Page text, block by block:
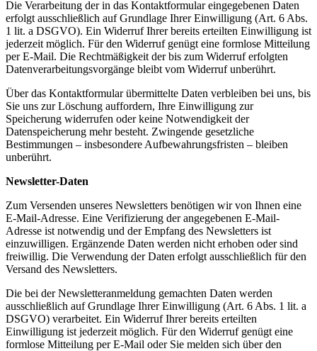
Die Verarbeitung der in das Kontaktformular eingegebenen Daten
erfolgt ausschließlich auf Grundlage Ihrer Einwilligung (Art. 6 Abs.
1 lit. a DSGVO). Ein Widerruf Ihrer bereits erteilten Einwilligung ist
jederzeit möglich. Für den Widerruf genügt eine formlose Mitteilung
per E-Mail. Die Rechtmäßigkeit der bis zum Widerruf erfolgten
Datenverarbeitungsvorgänge bleibt vom Widerruf unberührt.
Über das Kontaktformular übermittelte Daten verbleiben bei uns, bis
Sie uns zur Löschung auffordern, Ihre Einwilligung zur
Speicherung widerrufen oder keine Notwendigkeit der
Datenspeicherung mehr besteht. Zwingende gesetzliche
Bestimmungen – insbesondere Aufbewahrungsfristen – bleiben
unberührt.
Newsletter-Daten
Zum Versenden unseres Newsletters benötigen wir von Ihnen eine
E-Mail-Adresse. Eine Verifizierung der angegebenen E-Mail-
Adresse ist notwendig und der Empfang des Newsletters ist
einzuwilligen. Ergänzende Daten werden nicht erhoben oder sind
freiwillig. Die Verwendung der Daten erfolgt ausschließlich für den
Versand des Newsletters.
Die bei der Newsletteranmeldung gemachten Daten werden
ausschließlich auf Grundlage Ihrer Einwilligung (Art. 6 Abs. 1 lit. a
DSGVO) verarbeitet. Ein Widerruf Ihrer bereits erteilten
Einwilligung ist jederzeit möglich. Für den Widerruf genügt eine
formlose Mitteilung per E-Mail oder Sie melden sich über den